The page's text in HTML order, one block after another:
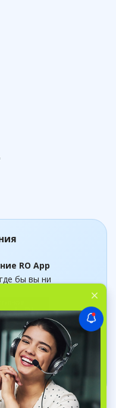
RO App
бы вы ни
рельном времени